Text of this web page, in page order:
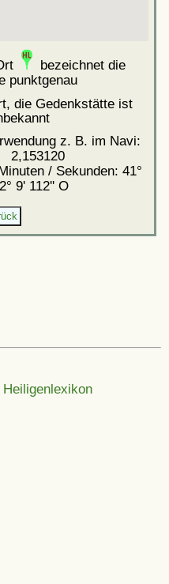
bezeichnet die
punktgenau
die Gedenkstätte ist
z. B. im Navi:
2,153120
/ Sekunden: 41°
9' 112'' O